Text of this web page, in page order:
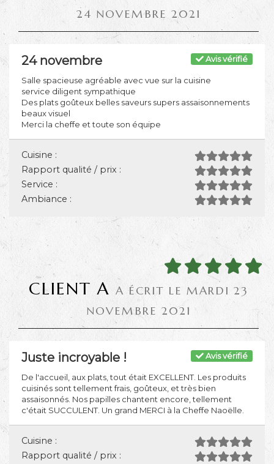
24 NOVEMBRE 2021
Avis vérifié
24 novembre
Salle spacieuse agréable avec vue sur la cuisine
service diligent sympathique
Des plats goûteux belles saveurs supers assaisonnements
beaux visuel
Merci la cheffe et toute son équipe
Cuisine :
Rapport qualité / prix :
Service :
Ambiance :
CLIENT A A ÉCRIT LE MARDI 23
NOVEMBRE 2021
Avis vérifié
Juste incroyable !
De l'accueil, aux plats, tout était EXCELLENT. Les produits
cuisinés sont tellement frais, goûteux, et très bien
assaisonnés. Nos papilles chantent encore, tellement
c'était SUCCULENT. Un grand MERCI à la Cheffe Naoëlle.
Cuisine :
Rapport qualité / prix :